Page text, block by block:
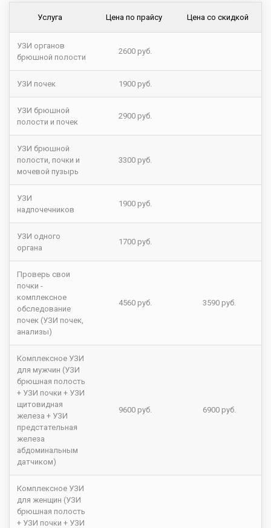
Услуга Цена по прайсу Цена со скидкой
УЗИ органов
брюшной полости
2600 руб.
УЗИ почек 1900 руб.
УЗИ брюшной
полости и почек
2900 руб.
УЗИ брюшной
полости, почки и
мочевой пузырь
3300 руб.
УЗИ
надпочечников
1900 руб.
УЗИ одного
органа
1700 руб.
Проверь свои
почки -
комплексное
обследование
почек (УЗИ почек,
анализы)
4560 руб. 3590 руб.
Комплексное УЗИ
для мужчин (УЗИ
брюшная полость
+ УЗИ почки + УЗИ
щитовидная
железа + УЗИ
предстательная
железа
абдоминальным
датчиком)
9600 руб. 6900 руб.
Комплексное УЗИ
для женщин (УЗИ
брюшная полость
+ УЗИ почки + УЗИ